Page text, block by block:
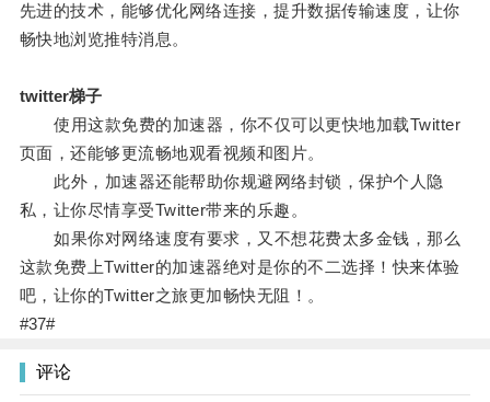
先进的技术，能够优化网络连接，提升数据传输速度，让你
畅快地浏览推特消息。
twitter梯子
使用这款免费的加速器，你不仅可以更快地加载Twitter
页面，还能够更流畅地观看视频和图片。
此外，加速器还能帮助你规避网络封锁，保护个人隐
私，让你尽情享受Twitter带来的乐趣。
如果你对网络速度有要求，又不想花费太多金钱，那么
这款免费上Twitter的加速器绝对是你的不二选择！快来体验
吧，让你的Twitter之旅更加畅快无阻！。
#37#
评论